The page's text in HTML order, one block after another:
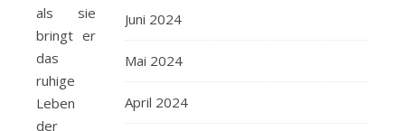
als sie
bringt er
das
ruhige
Leben
der
Juni 2024
Mai 2024
April 2024